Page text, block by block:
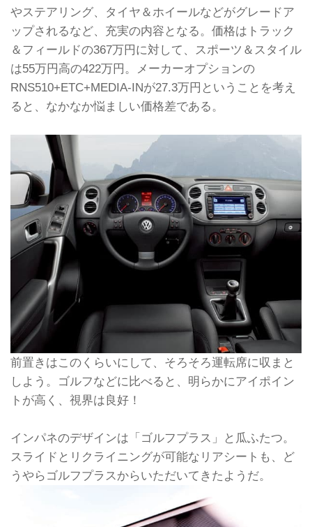
やステアリング、タイヤ＆ホイールなどがグレードア
ップされるなど、充実の内容となる。価格はトラック
＆フィールドの367万円に対して、スポーツ＆スタイル
は55万円高の422万円。メーカーオプションの
RNS510+ETC+MEDIA-INが27.3万円ということを考え
ると、なかなか悩ましい価格差である。
前置きはこのくらいにして、そろそろ運転席に収まと
しよう。ゴルフなどに比べると、明らかにアイポイン
トが高く、視界は良好！
インパネのデザインは「ゴルフプラス」と瓜ふたつ。
スライドとリクライニングが可能なリアシートも、ど
うやらゴルフプラスからいただいてきたようだ。